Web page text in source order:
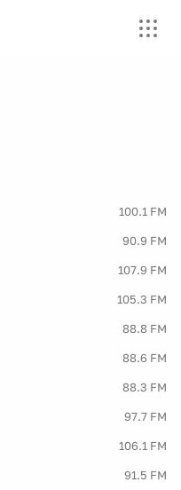
100.1 FM
90.9 FM
107.9 FM
105.3 FM
88.8 FM
88.6 FM
88.3 FM
97.7 FM
106.1 FM
91.5 FM